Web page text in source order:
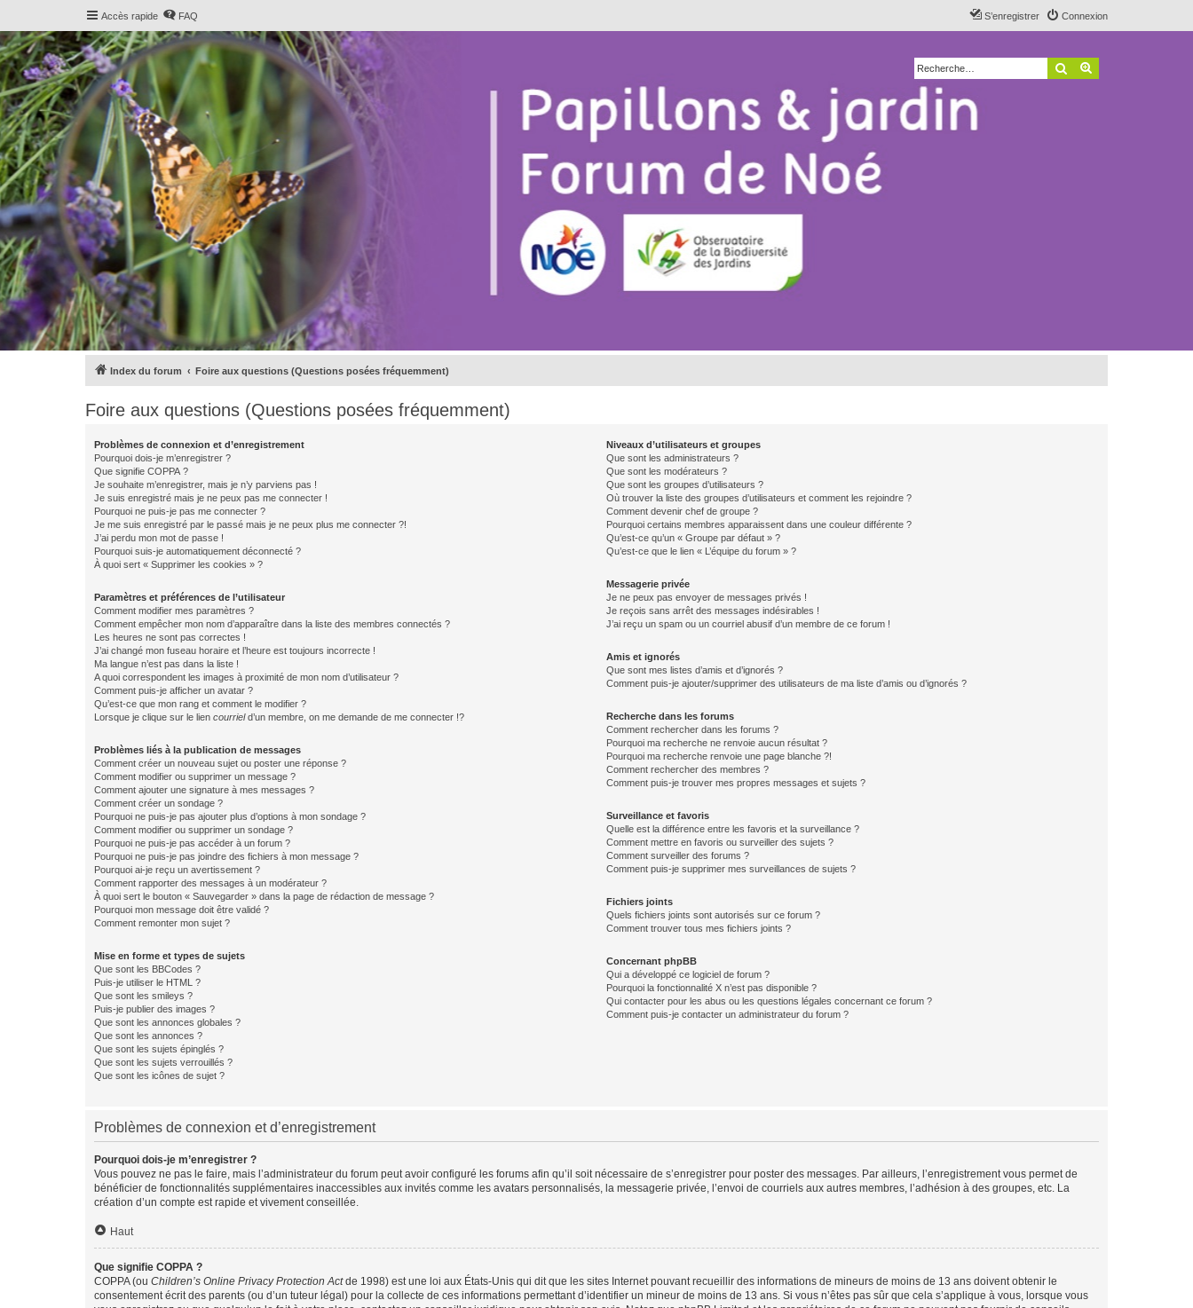
Accès rapide FAQ Connexion
S’enregistrer
Rechercher
Index du forum Foire aux questions (Questions posées fréquemment)
Foire aux questions (Questions posées fréquemment)
Problèmes de connexion et d’enregistrement
Pourquoi dois-je m’enregistrer ?
Que signifie COPPA ?
Je souhaite m’enregistrer, mais je n’y parviens pas !
Je suis enregistré mais je ne peux pas me connecter !
Pourquoi ne puis-je pas me connecter ?
Je me suis enregistré par le passé mais je ne peux plus me connecter ?!
J’ai perdu mon mot de passe !
Pourquoi suis-je automatiquement déconnecté ?
À quoi sert « Supprimer les cookies » ?
Paramètres et préférences de l’utilisateur
Comment modifier mes paramètres ?
Comment empêcher mon nom d’apparaître dans la liste des membres connectés ?
Les heures ne sont pas correctes !
J’ai changé mon fuseau horaire et l’heure est toujours incorrecte !
Ma langue n’est pas dans la liste !
A quoi correspondent les images à proximité de mon nom d’utilisateur ?
Comment puis-je afficher un avatar ?
Qu’est-ce que mon rang et comment le modifier ?
Lorsque je clique sur le lien courrield’un membre, on me demande de me connecter !?
Problèmes liés à la publication de messages
Comment créer un nouveau sujet ou poster une réponse ?
Comment modifier ou supprimer un message ?
Comment ajouter une signature à mes messages ?
Comment créer un sondage ?
Pourquoi ne puis-je pas ajouter plus d’options à mon sondage ?
Comment modifier ou supprimer un sondage ?
Pourquoi ne puis-je pas accéder à un forum ?
Pourquoi ne puis-je pas joindre des fichiers à mon message ?
Pourquoi ai-je reçu un avertissement ?
Comment rapporter des messages à un modérateur ?
À quoi sert le bouton « Sauvegarder » dans la page de rédaction de message ?
Pourquoi mon message doit être validé ?
Comment remonter mon sujet ?
Mise en forme et types de sujets
Que sont les BBCodes ?
Puis-je utiliser le HTML ?
Que sont les smileys ?
Puis-je publier des images ?
Que sont les annonces globales ?
Que sont les annonces ?
Que sont les sujets épinglés ?
Que sont les sujets verrouillés ?
Que sont les icônes de sujet ?
Niveaux d’utilisateurs et groupes
Que sont les administrateurs ?
Que sont les modérateurs ?
Que sont les groupes d’utilisateurs ?
Où trouver la liste des groupes d’utilisateurs et comment les rejoindre ?
Comment devenir chef de groupe ?
Pourquoi certains membres apparaissent dans une couleur différente ?
Qu’est-ce qu’un « Groupe par défaut » ?
Qu’est-ce que le lien « L’équipe du forum » ?
Messagerie privée
Je ne peux pas envoyer de messages privés !
Je reçois sans arrêt des messages indésirables !
J’ai reçu un spam ou un courriel abusif d’un membre de ce forum !
Amis et ignorés
Que sont mes listes d’amis et d’ignorés ?
Comment puis-je ajouter/supprimer des utilisateurs de ma liste d’amis ou d’ignorés ?
Recherche dans les forums
Comment rechercher dans les forums ?
Pourquoi ma recherche ne renvoie aucun résultat ?
Pourquoi ma recherche renvoie une page blanche ?!
Comment rechercher des membres ?
Comment puis-je trouver mes propres messages et sujets ?
Surveillance et favoris
Quelle est la différence entre les favoris et la surveillance ?
Comment mettre en favoris ou surveiller des sujets ?
Comment surveiller des forums ?
Comment puis-je supprimer mes surveillances de sujets ?
Fichiers joints
Quels fichiers joints sont autorisés sur ce forum ?
Comment trouver tous mes fichiers joints ?
Concernant phpBB
Qui a développé ce logiciel de forum ?
Pourquoi la fonctionnalité X n’est pas disponible ?
Qui contacter pour les abus ou les questions légales concernant ce forum ?
Comment puis-je contacter un administrateur du forum ?
Problèmes de connexion et d’enregistrement
Pourquoi dois-je m’enregistrer ?
Vous pouvez ne pas le faire, mais l’administrateur du forum peut avoir configuré les forums afin qu’il soit nécessaire de s’enregistrer pour poster des messages. Par ailleurs, l’enregistrement vous permet de
bénéficier de fonctionnalités supplémentaires inaccessibles aux invités comme les avatars personnalisés, la messagerie privée, l’envoi de courriels aux autres membres, l’adhésion à des groupes, etc. La
création d’un compte est rapide et vivement conseillée.
Haut
Que signifie COPPA ?
COPPA (ou Children’s Online Privacy Protection Actde 1998) est une loi aux États-Unis qui dit que les sites Internet pouvant recueillir des informations de mineurs de moins de 13 ans doivent obtenir le
consentement écrit des parents (ou d’un tuteur légal) pour la collecte de ces informations permettant d’identifier un mineur de moins de 13 ans. Si vous n’êtes pas sûr que cela s’applique à vous, lorsque vous